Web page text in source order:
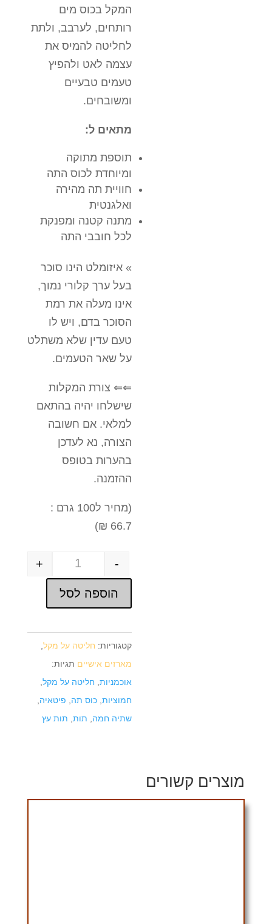
המקל בכוס מים
רותחים, לערבב, ולתת
לחליטה להמיס את
עצמה לאט ולהפיץ
טעמים טבעיים
ומשובחים.
מתאים ל:
תוספת מתוקה
ומיוחדת לכוס התה
חוויית תה מהירה
ואלגנטית
מתנה קטנה ומפנקת
לכל חובבי התה
» איזומלט הינו סוכר
בעל ערך קלורי נמוך,
אינו מעלה את רמת
הסוכר בדם, ויש לו
טעם עדין שלא משתלט
על שאר הטעמים.
⇐⇐ צורת המקלות
שישלחו יהיה בהתאם
למלאי. אם חשובה
הצורה, נא לעדכן
בהערות בטופס
ההזמנה.
(מחיר ל100 גרם :
66.7 ₪)
-
+
הוספה לסל
קטגוריות: חליטה על מקל
מארזים אישיים תגיות:
אוכמניות חליטה על מקל
חמוציות ,כוס תה פיטאיה
שתיה חמה
תות תות עץ
מוצרים קשורים